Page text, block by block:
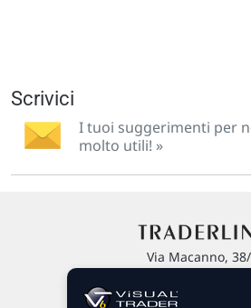
Scrivici
I tuoi suggerimenti per
molto utili! »
Via Macanno,
P.IVA 02 452 460